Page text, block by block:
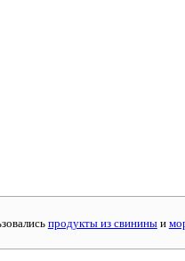
продукты из свининыи